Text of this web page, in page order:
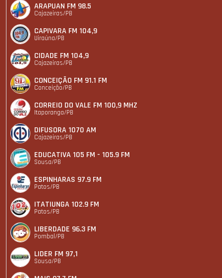
ARAPUAN FM 98.5
Cajazeiras/PB
CAPIVARA FM 104,9
Uiraúna/PB
CIDADE FM 104,9
Cajazeiras/PB
CONCEIÇÃO FM 91.1 FM
Conceição/PB
CORREIO DO VALE FM 100,9 MHZ
Itaporanga/PB
DIFUSORA 1070 AM
Cajazeiras/PB
EDUCATIVA 105 FM - 105.9 FM
Sousa/PB
ESPINHARAS 97.9 FM
Patos/PB
ITATIUNGA 102.9 FM
Patos/PB
LIBERDADE 96.3 FM
Pombal/PB
LIDER FM 97,1
Sousa/PB